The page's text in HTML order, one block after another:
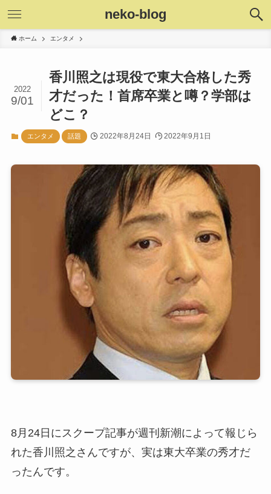
neko-blog
ホーム エンタメ
香川照之は現役で東大合格した秀
才だった！首席卒業と噂？学部は
どこ？
2022
9/01
エンタメ 話題 2022年8月24日 2022年9月1日
8月24日にスクープ記事が週刊新潮によって報じら
れた香川照之さんですが、実は東大卒業の秀才だ
ったんです。